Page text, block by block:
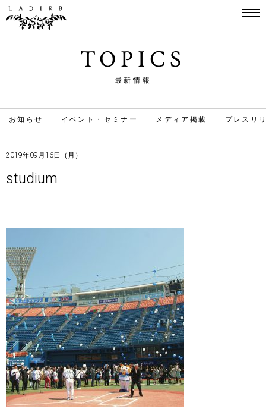
TOPICS
最新情報
お知らせ イベント・セミナー メディア掲載 プレスリ
2019年09月16日（月）
studium